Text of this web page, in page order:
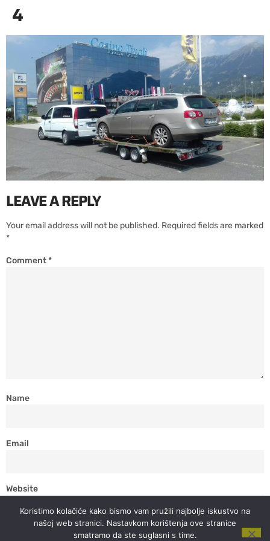
4
LEAVE A REPLY
Your email address will not be published. Required fields are marked
*
Comment*
Name
Email
Website
Koristimo kolačiće kako bismo vam pružili najbolje iskustvo na
našoj web stranici. Nastavkom korištenja ove stranice
smatramo da ste suglasni s time.